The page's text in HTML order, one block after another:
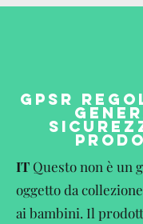
GPSR
IT Questo non è un
oggetto da
ai bambini. Il